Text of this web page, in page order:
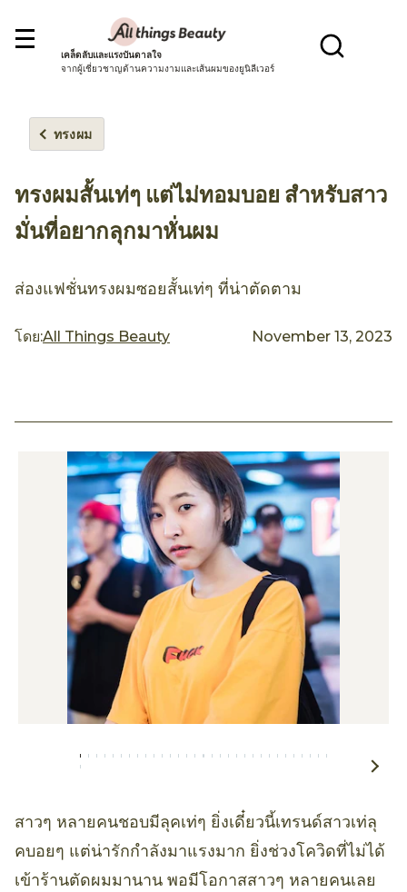
เคล็ดลับและแรงบันดาลใจ
จากผู้เชี่ยวชาญด้านความงามและเส้นผมของยูนิลีเวอร์
ทรงผม
ทรงผมสั้นเท่ๆ แต่ไม่ทอมบอย สำหรับสาว
มั่นที่อยากลุกมาหั่นผม
ส่องแฟชั่นทรงผมซอยสั้นเท่ๆ ที่น่าตัดตาม
โดย:All Things Beauty November 13, 2023
สาวๆ หลายคนชอบมีลุคเท่ๆ ยิ่งเดี๋ยวนี้เทรนด์สาวเท่ลุ
คบอยๆ แต่น่ารักกำลังมาแรงมาก ยิ่งช่วงโควิดที่ไม่ได้
เข้าร้านตัดผมมานาน พอมีโอกาสสาวๆ หลายคนเลย